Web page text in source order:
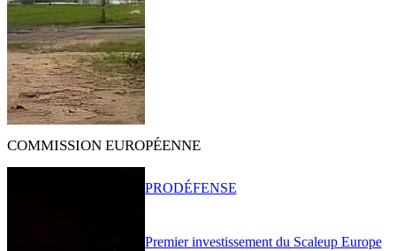
COMMISSION EUROPÉENNE
Premier investissement du Scaleup Europe
PRODÉFENSE